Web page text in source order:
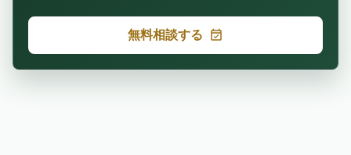
無料相談する